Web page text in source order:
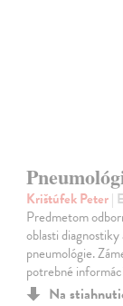
Krištúfek Peter|
Predmetom
oblasti
pneumológie.
potrebné
Na